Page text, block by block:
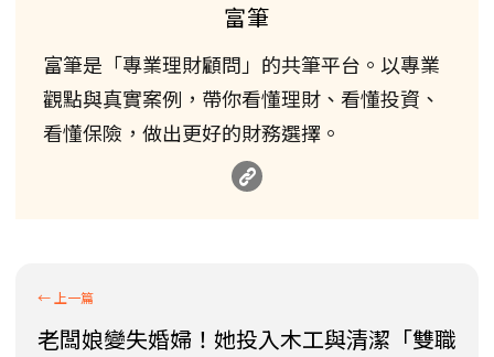
富筆
富筆是「專業理財顧問」的共筆平台。以專業
觀點與真實案例，帶你看懂理財、看懂投資、
看懂保險，做出更好的財務選擇。
老闆娘變失婚婦！她投入木工與清潔「雙職